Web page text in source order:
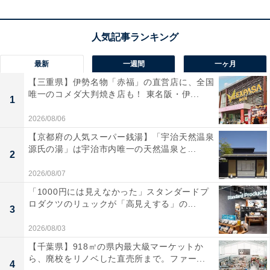
ユーザーからは「4つ同時に充電できて凄く便利」「電
源タップとしても重宝する」と喜びの声があがっていま
す。一方で「少しサイズが大きい」という意見も。複数
のハイコーキ製工具を効率よく運用したい人や、作業ス
ペースの配線をすっきりと整えたい人は、購入を検討し
てみてもよいかもしれません。
最新 一週間 一ヶ月
1
【三重県】伊勢名物「赤福」の直営店に、全国
唯一のコメダ大判焼き店も！ 東名阪・伊...
2026/08/06
2
【京都府の人気スーパー銭湯】「宇治天然温泉
源氏の湯」は宇治市内唯一の天然温泉と...
2026/08/07
3
「1000円には見えなかった」スタンダードプ
ロダクツのリュックが「高見えする」の...
2026/08/03
4
【千葉県】918㎡の県内最大級マーケットか
ら、廃校をリノベした直売所まで。ファー...